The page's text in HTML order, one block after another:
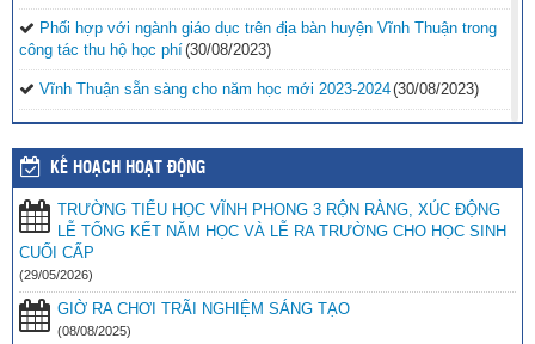
Phối hợp với ngành giáo dục trên địa bàn huyện Vĩnh Thuận trong
công tác thu hộ học phí(30/08/2023)
Vĩnh Thuận sẵn sàng cho năm học mới 2023-2024(30/08/2023)
Tổng kết năm học 2022-2023 và triển khai phương hướng, nhiệm
vụ trọng tâm năm học 2023-2024(30/08/2023)
Trao 20 suất quà cho học sinh có hoàn cảnh khó khăn trước thềm
năm học mới(25/08/2023)
Toà án nhân dân tỉnh Kiên Giang tặng Quỹ khuyến học huyện Vĩnh
Thuận trước thềm năm học 2023-2024
Đẩy nhanh tiến độ thi công “Công trình xây nhà khuyến học năm
2023” tặng học sinh nghèo vượt khó học giỏi hiện chưa có nhà
KẾ HOẠCH HOẠT ĐỘNG
TRƯỜNG TIỂU HỌC VĨNH PHONG 3 RỘN RÀNG, XÚC ĐỘNG
LỄ TỔNG KẾT NĂM HỌC VÀ LỄ RA TRƯỜNG CHO HỌC SINH
CUỐI CẤP
(29/05/2026)
GIỜ RA CHƠI TRÃI NGHIỆM SÁNG TẠO
(08/08/2025)